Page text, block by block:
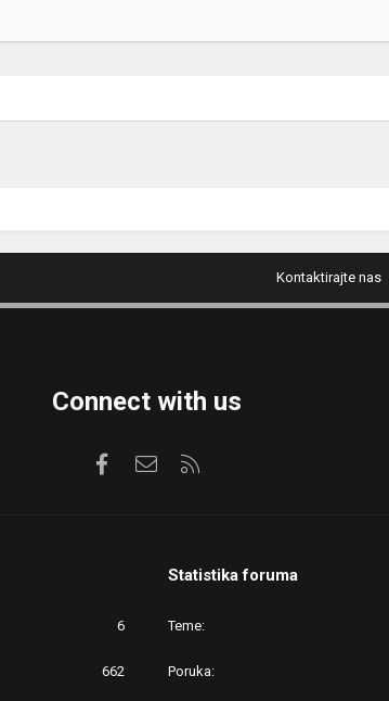
Kontaktirajte nas
Connect with us
FacebookKontaktirajte nas
6
662
Statistika foruma
Teme
Poruka